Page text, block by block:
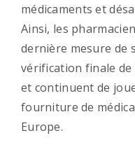
médicaments et
Ainsi, les
dernière mesure de
vérification finale de
et continuent de
fourniture de
Europe.